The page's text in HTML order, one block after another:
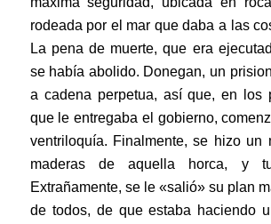
rodeada por el mar que daba a las
La pena de muerte, que era
se había abolido. Donegan, un
a cadena perpetua, así que, en los
que le entregaba el gobierno,
ventriloquía. Finalmente, se hizo un
maderas de aquella horca, y
Extrañamente, se le «salió» su plan
de todos, de que estaba haciendo